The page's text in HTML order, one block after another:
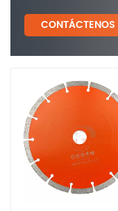
CONTÁCTENOS